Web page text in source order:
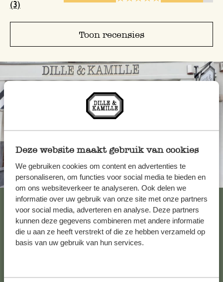
Deze website maakt gebruik van cookies
We gebruiken cookies om content en advertenties te
personaliseren, om functies voor social media te bieden en
om ons websiteverkeer te analyseren. Ook delen we
informatie over uw gebruik van onze site met onze partners
voor social media, adverteren en analyse. Deze partners
kunnen deze gegevens combineren met andere informatie
die u aan ze heeft verstrekt of die ze hebben verzameld op
basis van uw gebruik van hun services.
(3)
Toon recensies
Altijd in de buurt
Bekijk alle 62 winkels
Klantenservice
klantenservice. Of bekijk hier het antwoord op de